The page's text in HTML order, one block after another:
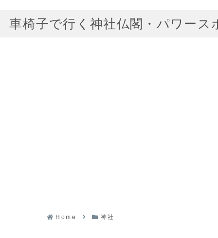
車椅子で行く神社仏閣・パワース
Home 神社